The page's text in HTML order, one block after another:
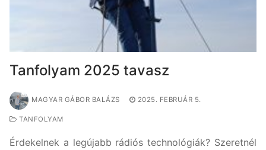
Tanfolyam 2025 tavasz
MAGYAR GÁBOR BALÁZS 2025. FEBRUÁR 5.
TANFOLYAM
Érdekelnek a legújabb rádiós technológiák? Szeretnél